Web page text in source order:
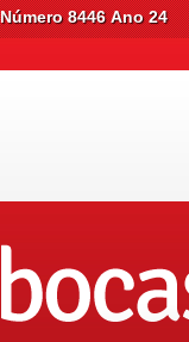
Número 8446 Ano 24